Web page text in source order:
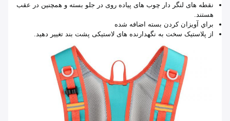
نقطه های لنگر دار چوب های پیاده روی در جلو بسته و همچنین در عقب
هستند.
براي آويزان کردن بسته اضافه شده
از پلاستیک سخت به نگهدارنده های لاستیکی پشت بند تغییر دهید.